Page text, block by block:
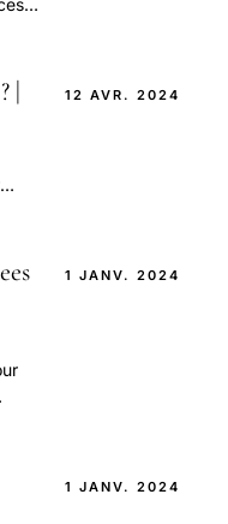
|
12 AVR. 2024
1 JANV. 2024
1 JANV. 2024